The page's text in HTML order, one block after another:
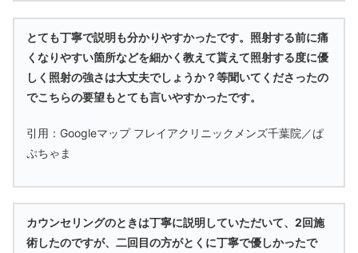
とても丁寧で説明も分かりやすかったです。 照射する前に痛
くなりやすい箇所などを細かく教えて貰えて照射する度に優
しく照射の強さは大丈夫でしょうか？等聞いてくださったの
でこちらの要望もとても言いやすかったです。
引用：Googleマップ フレイアクリニックメンズ千葉院／ぱ
ぷちゃま
カウンセリングのときは丁寧に説明していただいて、2回施
術したのですが、二回目の方がとくに丁寧で優しかったで